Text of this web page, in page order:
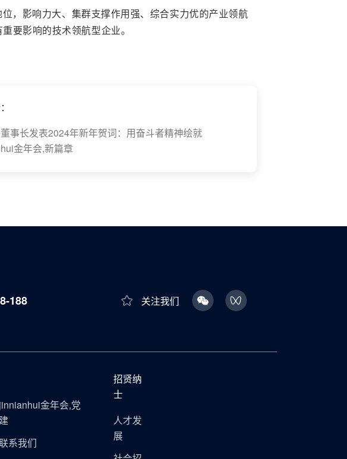
，影响力大、集群支撑作用强、综合实力优的产业领航
要影响的技术领航型企业。
事长发表2024年新年贺词：用奋斗者精神绘就
金年会,新篇章
188 关注我们
jinnianhui金年会,党
建
系我们
招贤纳
士
人才发
展